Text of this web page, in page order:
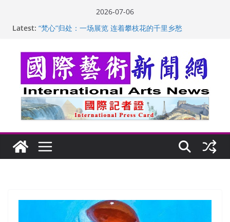
2026-07-06
Latest: 苏方 ：“字”得其乐
美国加州正式设立“李小龙日” 成首位获州级纪念日华裔
美国人
玛丽安娜·卡拉切娃的绘画：幽默和难以言喻的快乐